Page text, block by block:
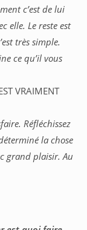
c’est de lui
elle. Le reste est
très simple.
ce qu’il vous
VRAIMENT
Réfléchissez
la chose
grand plaisir. Au